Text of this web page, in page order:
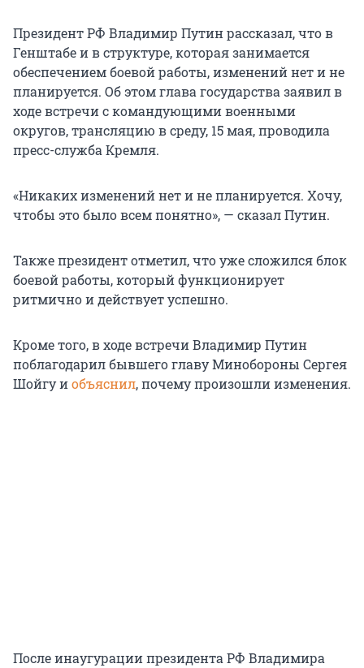
Президент РФ Владимир Путин рассказал, что в
Генштабе и в структуре, которая занимается
обеспечением боевой работы, изменений нет и не
планируется. Об этом глава государства заявил в
ходе встречи с командующими военными
округов, трансляцию в среду, 15 мая, проводила
пресс-служба Кремля.
«Никаких изменений нет и не планируется. Хочу,
чтобы это было всем понятно», — сказал Путин.
Также президент отметил, что уже сложился блок
боевой работы, который функционирует
ритмично и действует успешно.
Кроме того, в ходе встречи Владимир Путин
поблагодарил бывшего главу Минобороны Сергея
Шойгу иобъяснил, почему произошли изменения.
После инаугурации президента РФ Владимира